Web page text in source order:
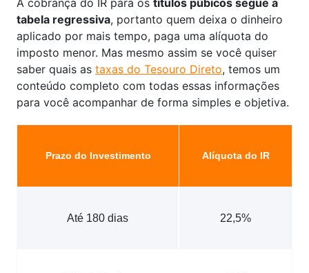
tabela regressiva, portanto quem deixa o dinheiro
aplicado por mais tempo, paga uma alíquota do
imposto menor. Mas mesmo assim se você quiser
saber quais as taxas do Tesouro Direto, temos um
conteúdo completo com todas essas informações
para você acompanhar de forma simples e objetiva.
Prazo do Investimento Alíquota do IR
Até 180 dias 22,5%